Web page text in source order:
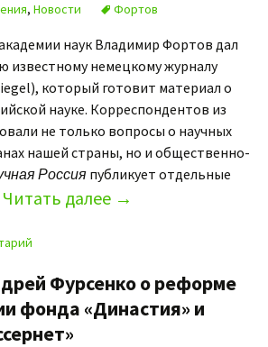
, Новости Фортов
наук Владимир Фортов дал
известному немецкому журналу
который готовит материал о
науке. Корреспондентов из
не только вопросы о научных
нашей страны, но и общественно-
Россияпубликует отдельные
Читать далее →
Фурсенко о реформе
фонда «Династия» и